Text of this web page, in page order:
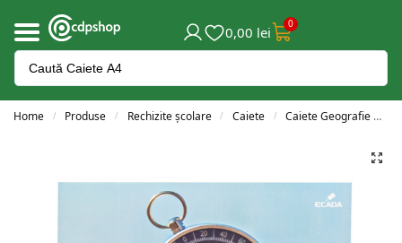
0,00 lei 0
Home / Produse / Rechizite școlare / Caiete / Caiete Geografie